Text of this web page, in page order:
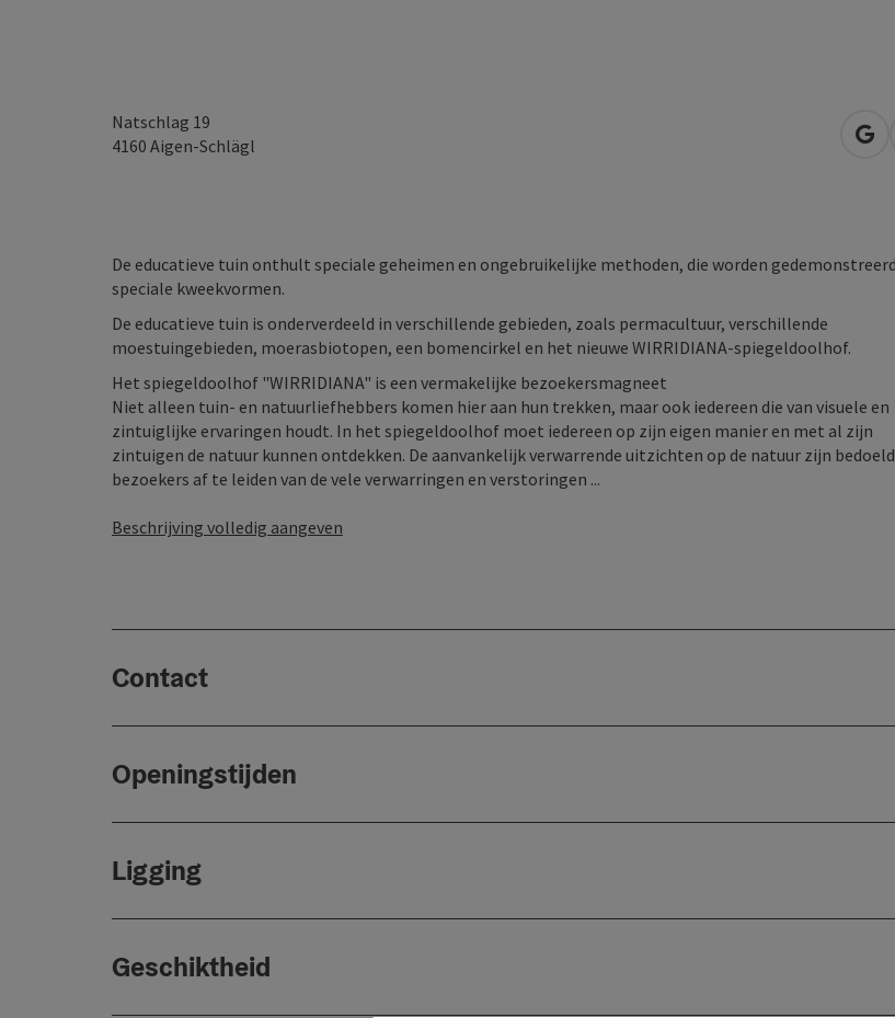
Natschlag 19
4160 Aigen-Schlägl
De educatieve tuin onthult speciale geheimen en ongebruikelijke methoden, die worden
speciale kweekvormen.
De educatieve tuin is onderverdeeld in verschillende gebieden, zoals permacultuur, verschillende
moestuingebieden, moerasbiotopen, een bomencirkel en het nieuwe WIRRIDIANA-spiegeldoolhof.
Het spiegeldoolhof "WIRRIDIANA" is een vermakelijke bezoekersmagneet
Niet alleen tuin- en natuurliefhebbers komen hier aan hun trekken, maar ook iedereen die van visuele en
zintuiglijke ervaringen houdt. In het spiegeldoolhof moet iedereen op zijn eigen manier en met al zijn
zintuigen de natuur kunnen ontdekken. De aanvankelijk verwarrende uitzichten op de natuur zijn
bezoekers af te leiden van de vele verwarringen en verstoringen ...
Beschrijving volledig aangeven
Contact
Openingstijden
Ligging
Geschiktheid